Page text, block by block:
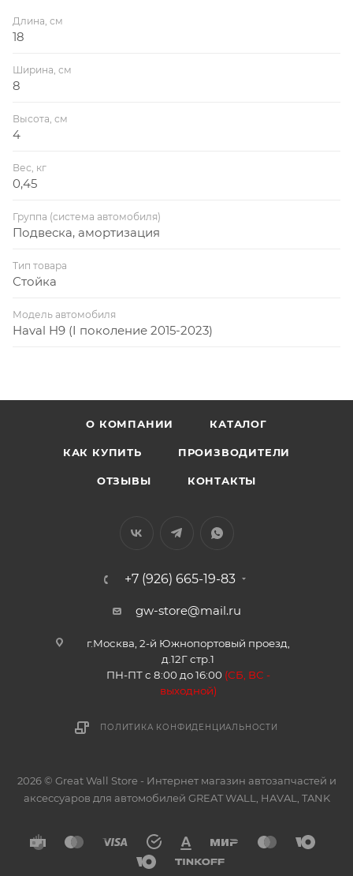
Длина, см
18
Ширина, см
8
Высота, см
4
Вес, кг
0,45
Группа (система автомобиля)
Подвеска, амортизация
Тип товара
Стойка
Модель автомобиля
Haval H9 (I поколение 2015-2023)
О КОМПАНИИ КАТАЛОГ
КАК КУПИТЬ ПРОИЗВОДИТЕЛИ
ОТЗЫВЫ КОНТАКТЫ
+7 (926) 665-19-83
gw-store@mail.ru
г.Москва, 2-й Южнопортовый проезд,
д.12Г стр.1
ПН-ПТ с 8:00 до 16:00 (СБ, ВС -
выходной)
ПОЛИТИКА КОНФИДЕНЦИАЛЬНОСТИ
2026 © Great Wall Store - Интернет магазин автозапчастей и
аксессуаров для автомобилей GREAT WALL, HAVAL, TANK